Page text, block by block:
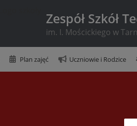
Zespół Szkół
im. I. Mościckiego w
Plan zajęć Uczniowie i Rodzice